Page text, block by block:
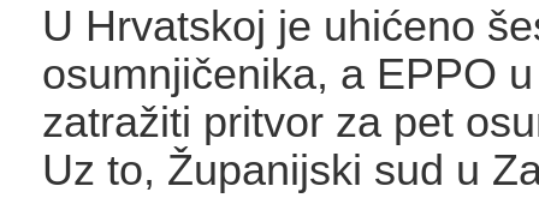
U Hrvatskoj je uhićeno
osumnjičenika, a EPPO
zatražiti pritvor za pet
Uz to, Županijski sud u